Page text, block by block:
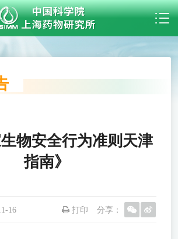
生物安全行为准则天津
指南》
16 分享：
打印